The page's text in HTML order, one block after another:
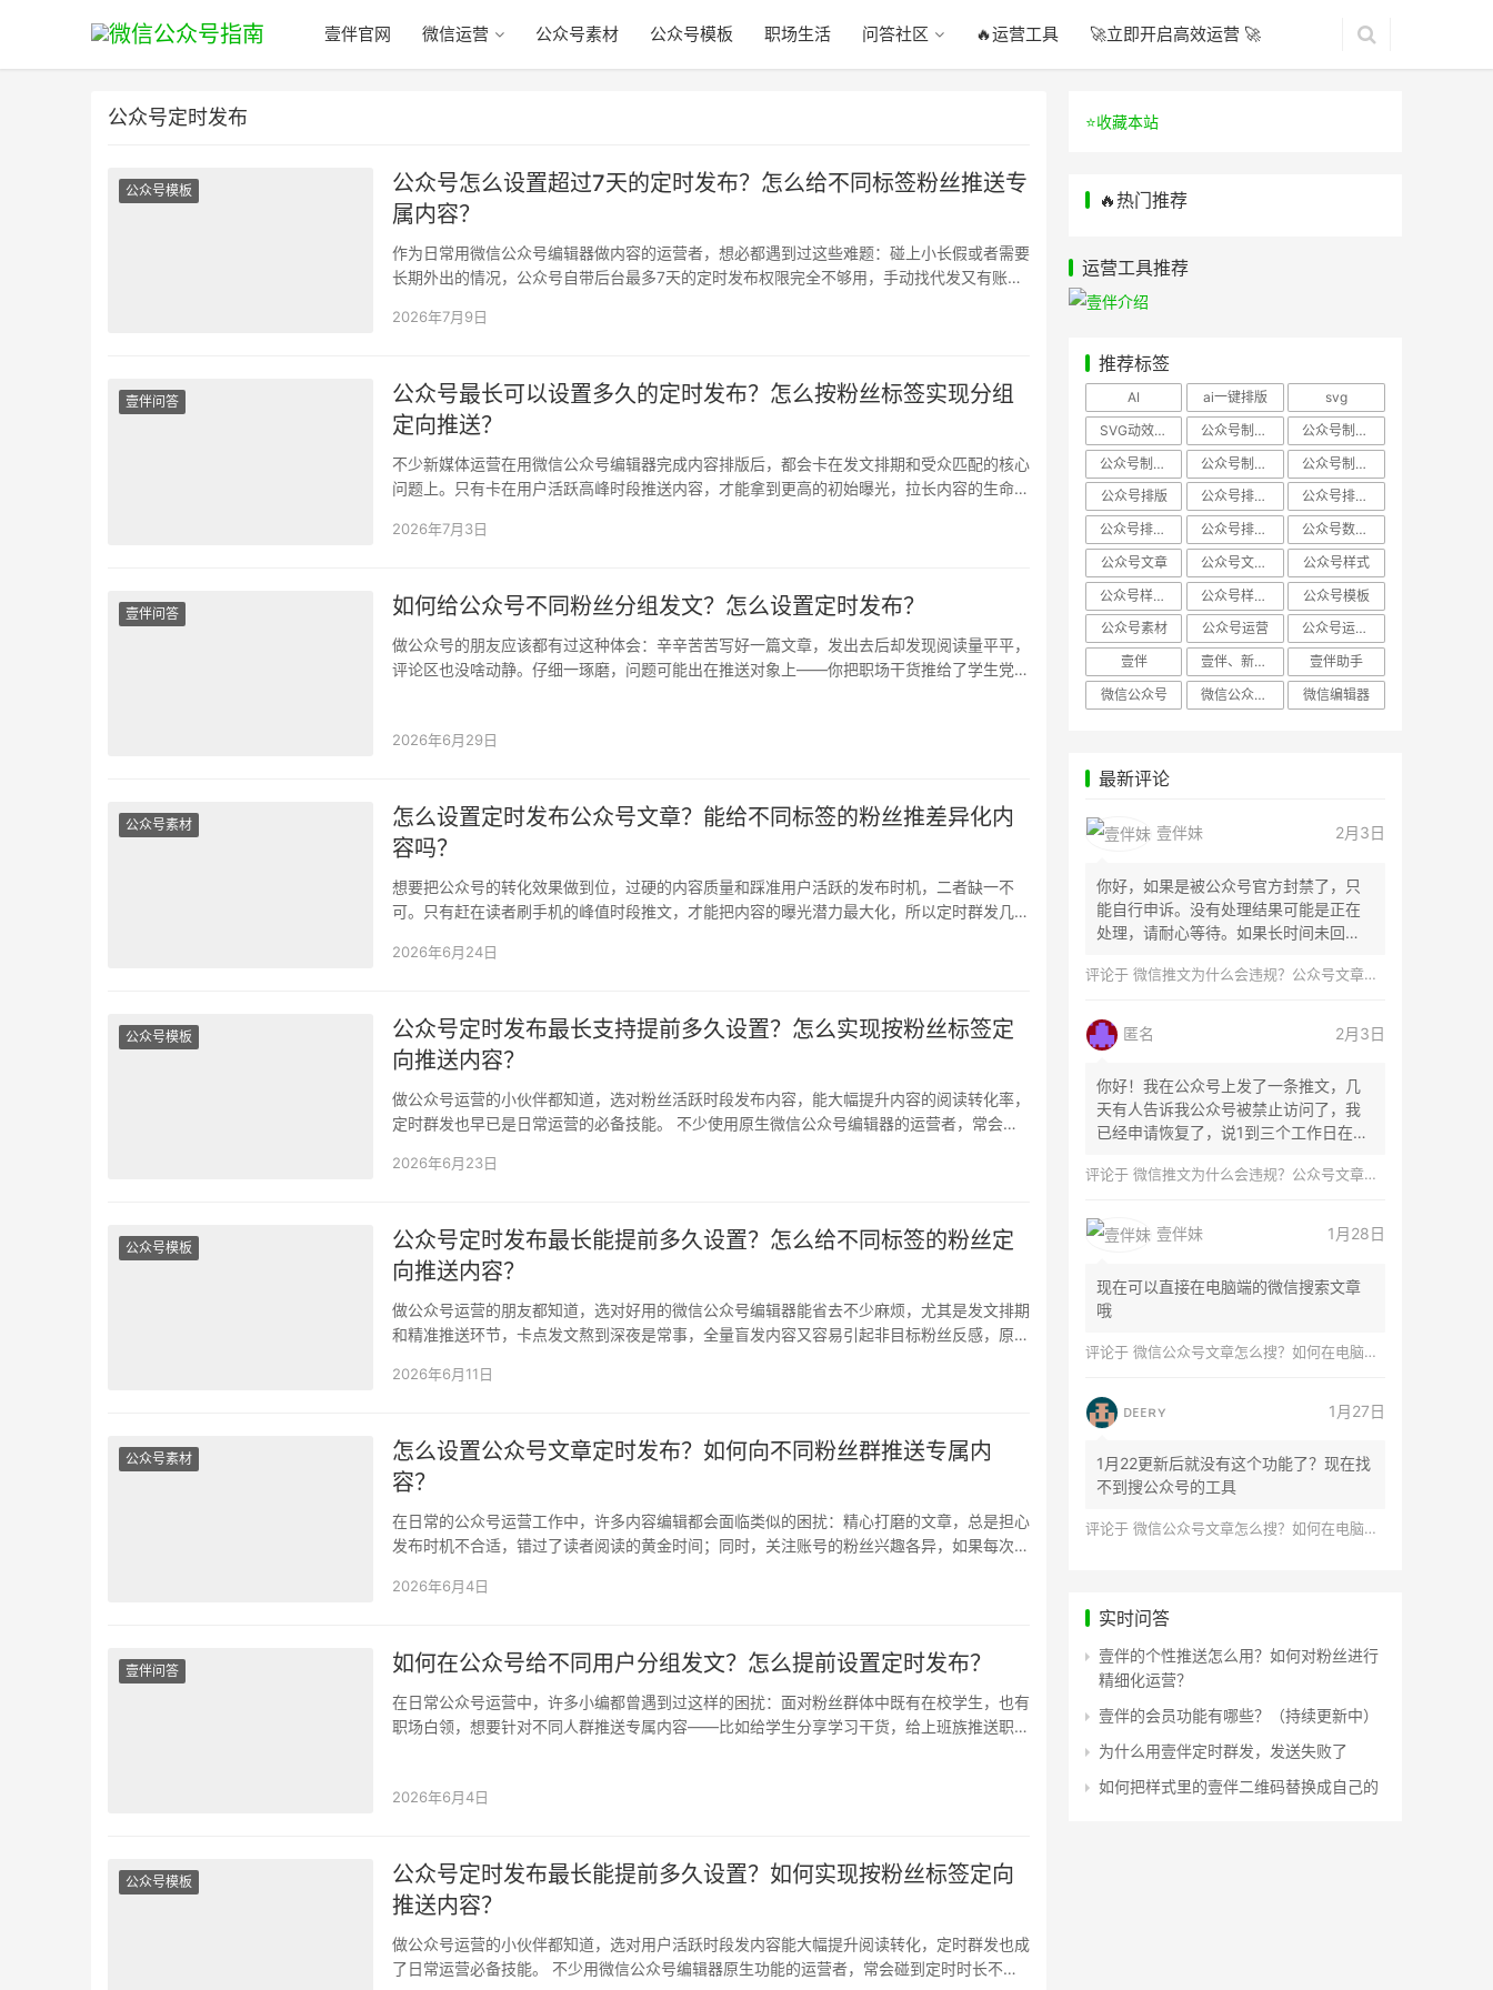
壹伴官网 微信运营 公众号素材 公众号模板 职场生活 问答社区 🔥运营工具 🚀立即开启高效运营 🚀
公众号定时发布
公众号模板
公众号怎么设置超过7天的定时发布？怎么给不同标签粉丝推送专
属内容？
作为日常用微信公众号编辑器做内容的运营者，想必都遇到过这些难题：碰上小长假或者需要
长期外出的情况，公众号自带后台最多7天的定时发布权限完全不够用，手动找代发又有账号
2026年7月9日
壹伴问答
公众号最长可以设置多久的定时发布？怎么按粉丝标签实现分组
定向推送？
不少新媒体运营在用微信公众号编辑器完成内容排版后，都会卡在发文排期和受众匹配的核心
问题上。只有卡在用户活跃高峰时段推送内容，才能拿到更高的初始曝光，拉长内容的生命周
2026年7月3日
壹伴问答 如何给公众号不同粉丝分组发文？怎么设置定时发布？
做公众号的朋友应该都有过这种体会：辛辛苦苦写好一篇文章，发出去后却发现阅读量平平，
评论区也没啥动静。仔细一琢磨，问题可能出在推送对象上——你把职场干货推给了学生党，
2026年6月29日
公众号素材
怎么设置定时发布公众号文章？能给不同标签的粉丝推差异化内
容吗？
想要把公众号的转化效果做到位，过硬的内容质量和踩准用户活跃的发布时机，二者缺一不
可。只有赶在读者刷手机的峰值时段推文，才能把内容的曝光潜力最大化，所以定时群发几乎
2026年6月24日
公众号模板
公众号定时发布最长支持提前多久设置？怎么实现按粉丝标签定
向推送内容？
做公众号运营的小伙伴都知道，选对粉丝活跃时段发布内容，能大幅提升内容的阅读转化率，
定时群发也早已是日常运营的必备技能。 不少使用原生微信公众号编辑器的运营者，常会碰
2026年6月23日
公众号模板
公众号定时发布最长能提前多久设置？怎么给不同标签的粉丝定
向推送内容？
做公众号运营的朋友都知道，选对好用的微信公众号编辑器能省去不少麻烦，尤其是发文排期
和精准推送环节，卡点发文熬到深夜是常事，全量盲发内容又容易引起非目标粉丝反感，原生
2026年6月11日
公众号素材
怎么设置公众号文章定时发布？如何向不同粉丝群推送专属内
容？
在日常的公众号运营工作中，许多内容编辑都会面临类似的困扰：精心打磨的文章，总是担心
发布时机不合适，错过了读者阅读的黄金时间；同时，关注账号的粉丝兴趣各异，如果每次都
2026年6月4日
壹伴问答 如何在公众号给不同用户分组发文？怎么提前设置定时发布？
在日常公众号运营中，许多小编都曾遇到过这样的困扰：面对粉丝群体中既有在校学生，也有
职场白领，想要针对不同人群推送专属内容——比如给学生分享学习干货，给上班族推送职场
2026年6月4日
公众号模板
公众号定时发布最长能提前多久设置？如何实现按粉丝标签定向
推送内容？
做公众号运营的小伙伴都知道，选对用户活跃时段发内容能大幅提升阅读转化，定时群发也成
了日常运营必备技能。 不少用微信公众号编辑器原生功能的运营者，常会碰到定时时长不
⭐️收藏本站
🔥热门推荐
运营工具推荐
推荐标签
AI ai一键排版
svg
SVG动效样式
公众号制作、公众号排版
公众号制作、公众号模板
公众号制作、微信编辑器
公众号制作，公众号排版
公众号制作，公众号排版、微信编辑器
公众号排版
公众号排版，公众号模板
公众号排版，公众号素材
公众号排版，微信编辑器
公众号排版，排版样式
公众号数据分析
公众号文章
公众号文章、公众号运营
公众号样式
公众号样式，微信公众号排版
公众号样式，微信编辑器
公众号模板
公众号素材
公众号运营
公众号运营，公众号编辑器
壹伴
壹伴、新媒体运营
壹伴助手
微信公众号
微信公众号，样式模板、公众号样式 微信编辑器
最新评论
壹伴妹 2月3日
你好，如果是被公众号官方封禁了，只
能自行申诉。没有处理结果可能是正在
处理，请耐心等待。如果长时间未回
评论于 微信推文为什么会违规？公众号文章怎么检测是否违规？
匿名 2月3日
你好！我在公众号上发了一条推文，几
天有人告诉我公众号被禁止访问了，我
已经申请恢复了，说1到三个工作日在微
评论于 微信推文为什么会违规？公众号文章怎么检测是否违规？
壹伴妹 1月28日
现在可以直接在电脑端的微信搜索文章
哦
评论于 微信公众号文章怎么搜？如何在电脑上搜索公众号文章？
ᴅᴇᴇʀʏ 1月27日
1月22更新后就没有这个功能了？现在找
不到搜公众号的工具
评论于 微信公众号文章怎么搜？如何在电脑上搜索公众号文章？
实时问答
壹伴的个性推送怎么用？如何对粉丝进行
精细化运营？
壹伴的会员功能有哪些？（持续更新中）
为什么用壹伴定时群发，发送失败了
如何把样式里的壹伴二维码替换成自己的